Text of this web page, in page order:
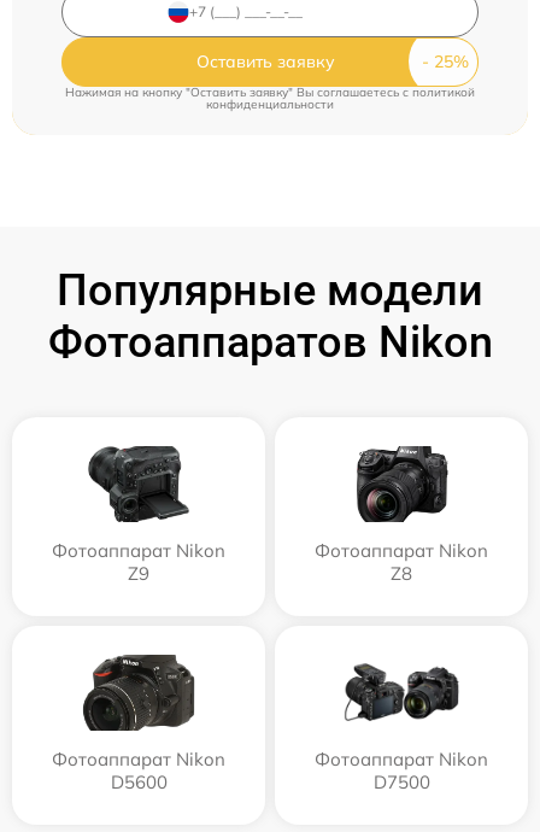
Оставить заявку
Нажимая на кнопку "Оставить заявку" Вы соглашаетесь cполитикой
конфиденциальности
Популярные модели
Фотоаппаратов Nikon
Фотоаппарат Nikon
Z9
Фотоаппарат Nikon
Z8
Фотоаппарат Nikon
D5600
Фотоаппарат Nikon
D7500